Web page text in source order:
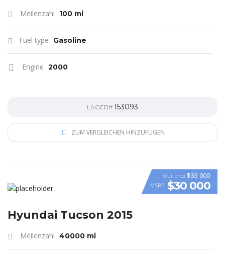
Meilenzahl 100 mi
Fuel type Gasoline
Engine 2000
LAGER# 153093
ZUM VERGLEICHEN HINZUFÜGEN
VIDEO
Our price $33 000
MSRP $30 000
Hyundai Tucson 2015
Meilenzahl 40000 mi